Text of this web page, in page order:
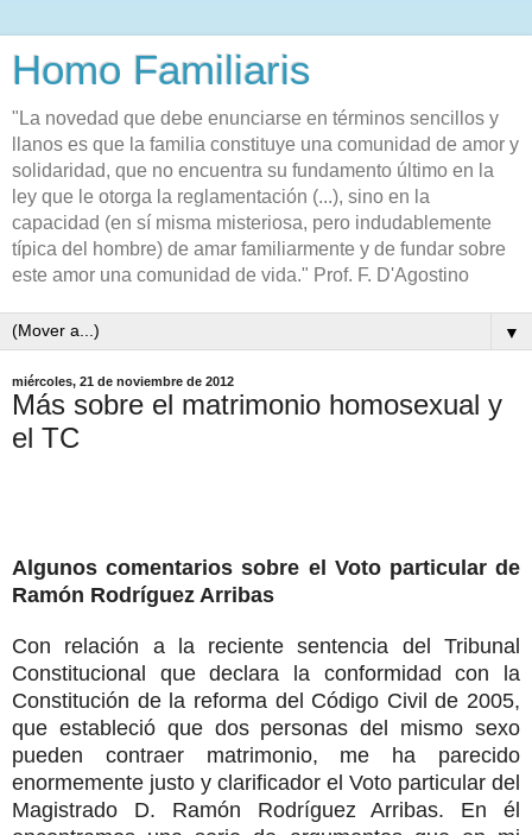
Homo Familiaris
"La novedad que debe enunciarse en términos sencillos y
llanos es que la familia constituye una comunidad de amor y
solidaridad, que no encuentra su fundamento último en la
ley que le otorga la reglamentación (...), sino en la
capacidad (en sí misma misteriosa, pero indudablemente
típica del hombre) de amar familiarmente y de fundar sobre
este amor una comunidad de vida." Prof. F. D'Agostino
▼
miércoles, 21 de noviembre de 2012
Más sobre el matrimonio homosexual y
el TC
Algunos comentarios sobre el Voto particular de
Ramón Rodríguez Arribas
Con relación a la reciente sentencia del Tribunal
Constitucional que declara la conformidad con la
Constitución de la reforma del Código Civil de 2005,
que estableció que dos personas del mismo sexo
pueden contraer matrimonio, me ha parecido
enormemente justo y clarificador el Voto particular del
Magistrado D. Ramón Rodríguez Arribas. En él